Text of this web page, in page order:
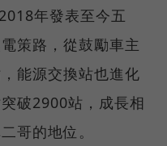
年發表至今五
策路，從鼓勵車主
能源交換站也進化
破2900站，成長相
哥的地位。